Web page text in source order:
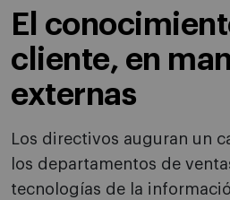
El
cliente, en
externas
Los directivos auguran un
los departamentos de
tecnologías de la